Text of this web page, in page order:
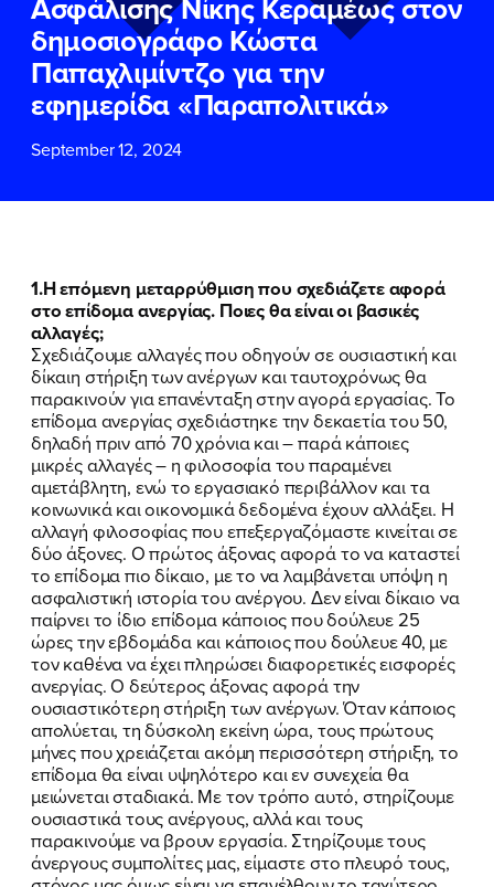
δημοσιογράφο Κώστα
Παπαχλιμίντζο για την
εφημερίδα «Παραπολιτικά»
September 12, 2024
1.Η επόμενη μεταρρύθμιση που σχεδιάζετε αφορά
στο επίδομα ανεργίας. Ποιες θα είναι οι βασικές
αλλαγές;
Σχεδιάζουμε αλλαγές που οδηγούν σε ουσιαστική και
δίκαιη στήριξη των ανέργων και ταυτοχρόνως θα
παρακινούν για επανένταξη στην αγορά εργασίας. Το
επίδομα ανεργίας σχεδιάστηκε την δεκαετία του 50,
δηλαδή πριν από 70 χρόνια και – παρά κάποιες
μικρές αλλαγές – η φιλοσοφία του παραμένει
αμετάβλητη, ενώ το εργασιακό περιβάλλον και τα
κοινωνικά και οικονομικά δεδομένα έχουν αλλάξει. Η
αλλαγή φιλοσοφίας που επεξεργαζόμαστε κινείται σε
δύο άξονες. Ο πρώτος άξονας αφορά το να καταστεί
το επίδομα πιο δίκαιο, με το να λαμβάνεται υπόψη η
ασφαλιστική ιστορία του ανέργου. Δεν είναι δίκαιο να
παίρνει το ίδιο επίδομα κάποιος που δούλευε 25
ώρες την εβδομάδα και κάποιος που δούλευε 40, με
τον καθένα να έχει πληρώσει διαφορετικές εισφορές
ανεργίας. Ο δεύτερος άξονας αφορά την
ουσιαστικότερη στήριξη των ανέργων. Όταν κάποιος
απολύεται, τη δύσκολη εκείνη ώρα, τους πρώτους
μήνες που χρειάζεται ακόμη περισσότερη στήριξη, το
επίδομα θα είναι υψηλότερο και εν συνεχεία θα
μειώνεται σταδιακά. Με τον τρόπο αυτό, στηρίζουμε
ουσιαστικά τους ανέργους, αλλά και τους
παρακινούμε να βρουν εργασία. Στηρίζουμε τους
άνεργους συμπολίτες μας, είμαστε στο πλευρό τους,
ΕΠΙΘΕΤΟ*
ΤΗΛΕΦΩΝΟ*
EMAIL
Δεδομένων
Όρους
Χρήσηςτου δικτυακού τόπου του
Πολιτικού Γραφείου της Βουλευτού
Νίκης Κεραμέως
ΥΠΟΒΟΛΗ
ΕΠΙΘΕΤΟ*
ΤΗΛΕΦΩΝΟ
EMAIL
Δεδομένων
Όρους
Χρήσηςτου δικτυακού τόπου του
Πολιτικού Γραφείου της Βουλευτού
Νίκης Κεραμέως
ΥΠΟΒΟΛΗ